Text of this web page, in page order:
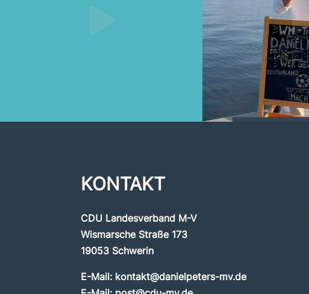
KONTAKT
CDU Landesverband M-V
Wismarsche Straße 173
19053 Schwerin
E-Mail: kontakt@danielpeters-mv.de